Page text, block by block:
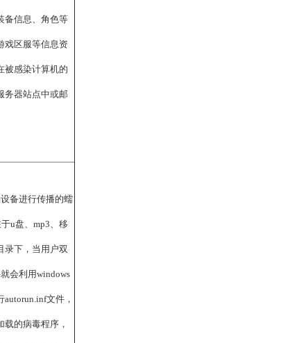
备信息、角色等
戏区服等信息资
被感染计算机的
务器站点中或邮
备进行传播的蠕
u盘、mp3、移
录下，当用户双
会利用windows
文件，
的病毒程序，